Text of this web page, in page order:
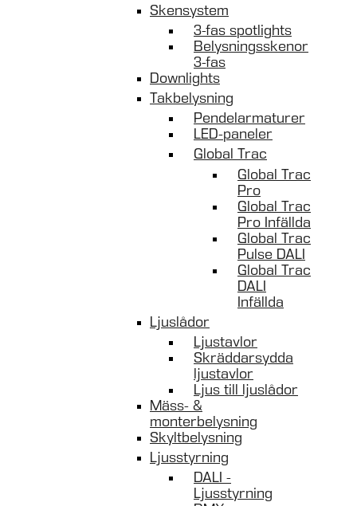
Skensystem
3-fas spotlights
Belysningsskenor
3-fas
Downlights
Takbelysning
Pendelarmaturer
LED-paneler
Global Trac
Global Trac
Pro
Global Trac
Pro Infällda
Global Trac
Pulse DALI
Global Trac
DALI
Infällda
Ljuslådor
Ljustavlor
Skräddarsydda
ljustavlor
Ljus till ljuslådor
Mäss- &
monterbelysning
Skyltbelysning
Ljusstyrning
DALI -
Ljusstyrning